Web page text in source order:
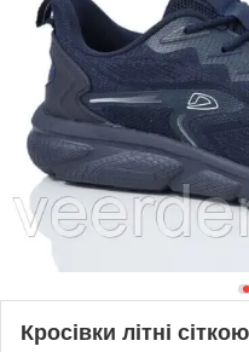
Кросівки літні